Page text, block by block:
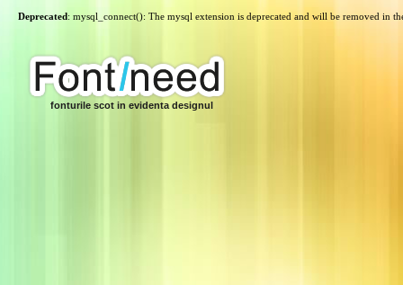
Deprecated: mysql_connect(): The mysql extension is deprecated and will be removed in
fonturile scot in evidenta designul